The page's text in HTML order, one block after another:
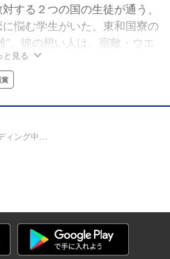
する２つの国の生徒が通う、
悩む学生がいた。東和国寮の
”。彼の想い人は、宿敵・ウエ
“ジュリエット・ペルシア”。
白からはじまった!!絶対にバ
！
と見る
ィング中…